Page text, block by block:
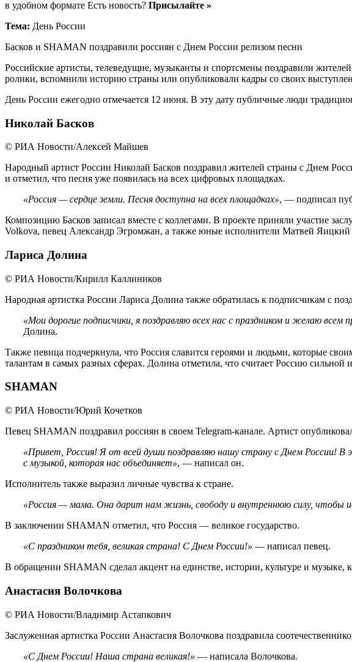
в удобном формате Есть новость? Присылайте »
Тема: День России
Басков и SHAMAN поздравили россиян с Днем России релизом песни
Российские артисты, телеведущие, музыканты и спортсмены поздравили
ролики, вспомнили историю страны или опубликовали кадры со своих
День России ежегодно отмечается 12 июня. В эту дату публичные люди
Николай Басков
© РИА Новости/Алексей Майшев
Народный артист России Николай Басков поздравил жителей страны с Днем
и отметил, что песня уже появилась на всех цифровых площадках.
«Россия — сердце земли. Песня доступна на всех площадках», — подписал
Композицию Басков записал вместе с коллегами. В проекте приняли участие
Volkova, певец Александр Эгромжан, а также юные исполнители Матвей Яицкий
Лариса Долина
© РИА Новости/Кирилл Каллиников
Народная артистка России Лариса Долина также обратилась к подписчикам с
«Мои дорогие подписчики, я поздравляю всех нас с праздником и желаю
Долина.
Также певица подчеркнула, что Россия славится героями и людьми, которые
талантам в самых разных сферах. Долина отметила, что считает Россию сильной
SHAMAN
© РИА Новости/Юрий Кочетков
Певец SHAMAN поздравил россиян в своем Telegram-канале. Артист
«Привет, Россия! Я от всей души поздравляю нашу страну с Днем России! В
с музыкой, которая нас объединяет», — написал он.
Исполнитель также выразил личные чувства к стране.
«Россия — мама. Она дарит нам жизнь, свободу и внутреннюю силу, чтобы
В заключении SHAMAN отметил, что Россия — великое государство.
«С праздником тебя, великая страна! С Днем России!» — написал певец.
В обращении SHAMAN сделал акцент на единстве, истории, культуре и музыке,
Анастасия Волочкова
© РИА Новости/Владимир Астапкович
Заслуженная артистка России Анастасия Волочкова поздравила
«С Днем России! Наша страна великая!» — написала Волочкова.